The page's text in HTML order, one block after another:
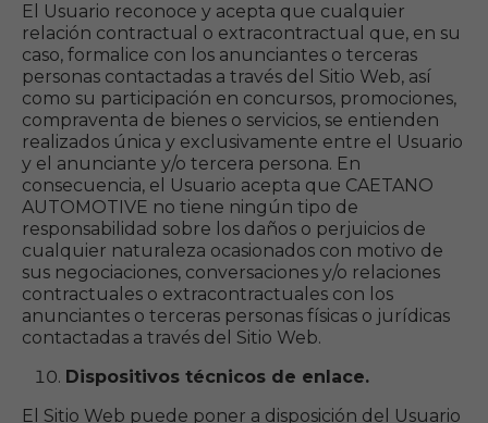
El Usuario reconoce y acepta que cualquier
relación contractual o extracontractual que, en su
caso, formalice con los anunciantes o terceras
personas contactadas a través del Sitio Web, así
como su participación en concursos, promociones,
compraventa de bienes o servicios, se entienden
realizados única y exclusivamente entre el Usuario
y el anunciante y/o tercera persona. En
consecuencia, el Usuario acepta que CAETANO
AUTOMOTIVE no tiene ningún tipo de
responsabilidad sobre los daños o perjuicios de
cualquier naturaleza ocasionados con motivo de
sus negociaciones, conversaciones y/o relaciones
contractuales o extracontractuales con los
anunciantes o terceras personas físicas o jurídicas
contactadas a través del Sitio Web.
Dispositivos técnicos de enlace.
El Sitio Web puede poner a disposición del Usuario